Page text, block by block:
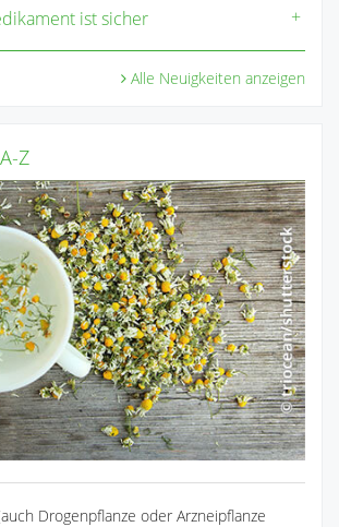
ist sicher
Alle Neuigkeiten anzeigen
Z
Drogenpflanze oder Arzneipflanze